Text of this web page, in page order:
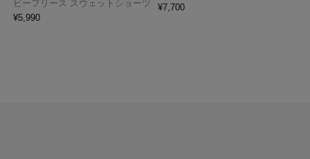
ビーフリース スウェットショーツ
¥5,990
¥7,700